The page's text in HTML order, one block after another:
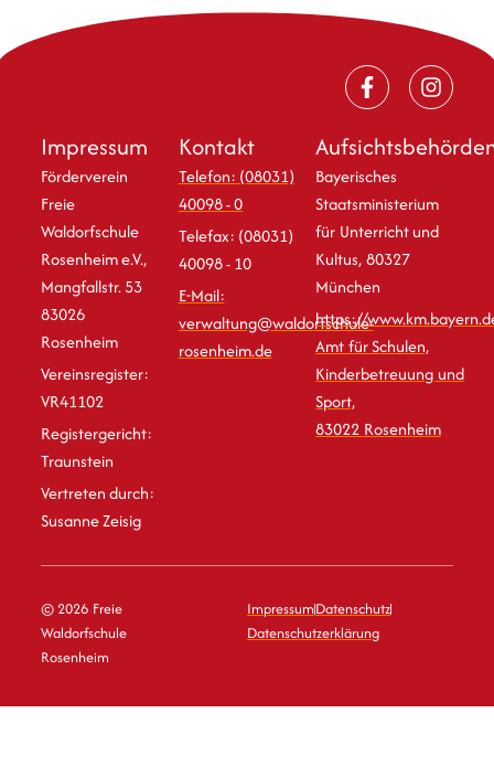
Impressum
Förderverein
Freie
Waldorfschule
Rosenheim e.V.,
Mangfallstr. 53
83026
Rosenheim
Vereinsregister:
VR41102
Registergericht:
Traunstein
Vertreten durch:
Susanne Zeisig
Kontakt
Telefon: (08031)
40098 - 0
Telefax: (08031)
40098 - 10
E-Mail:
verwaltung@waldorfschule-
rosenheim.de
Bayerisches
Staatsministerium
für Unterricht und
Kultus, 80327
München
https://
Amt für Schulen,
Kinderbetreuung und
Sport,
83022 Rosenheim
© 2026 Freie
Waldorfschule
Rosenheim
ImpressumDatenschutz
Datenschutzerklärung